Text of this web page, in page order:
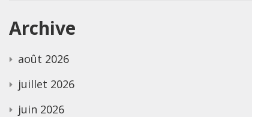
Archive
août 2026
juillet 2026
juin 2026